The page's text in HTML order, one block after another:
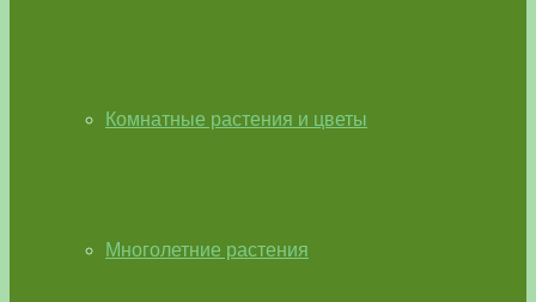
Комнатные растения и цветы
Многолетние растения